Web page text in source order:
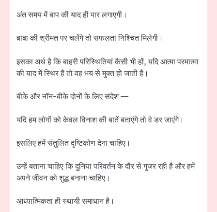
अंत समय में बाप की याद ही पार लगाएगी।
बाबा की श्रीमत पर चलेंगे तो सफलता निश्चित मिलेगी।
इसका अर्थ है कि बाहरी परिस्थितियां कैसी भी हों, यदि आत्मा परमात्मा
की याद में स्थिर है तो वह भय से मुक्त हो जाती है।
बीके और नॉन-बीके दोनों के लिए संदेश —
यदि हम लोगों को केवल विनाश की बातें बताएंगे तो वे डर जाएंगे।
इसलिए हमें संतुलित दृष्टिकोण देना चाहिए।
उन्हें बताना चाहिए कि दुनिया परिवर्तन के दौर से गुजर रही है और हमें
अपने जीवन को शुद्ध बनाना चाहिए।
आध्यात्मिकता ही स्थायी समाधान है।